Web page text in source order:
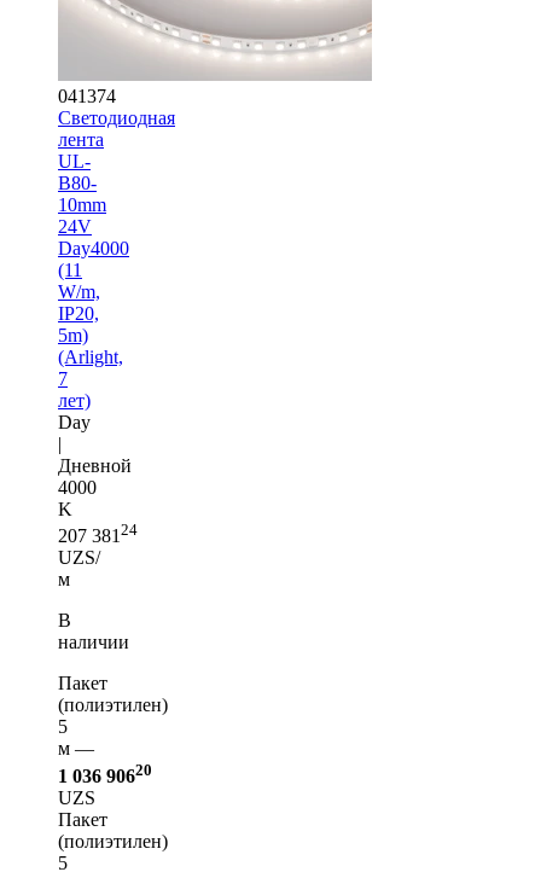
041374
Светодиодная
лента
UL-
B80-
10mm
24V
Day4000
(11
W/m,
IP20,
5m)
(Arlight,
7
лет)
Day
|
Дневной
4000
K
207 381 24
UZS/
м
В
наличии
Пакет
(полиэтилен)
5
м —
1 036 90620
UZS
Пакет
(полиэтилен)
5